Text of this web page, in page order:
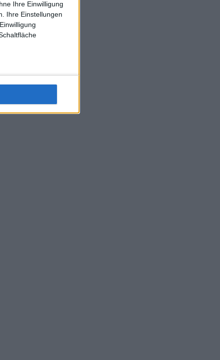
Ihre Einwilligung
Ihre Einstellungen
L-Struff wahrscheinlich morge 3 Spiele absolvieren (2.
1x Doppel) dank der hervorragenden Unterstützung
für F-A-A